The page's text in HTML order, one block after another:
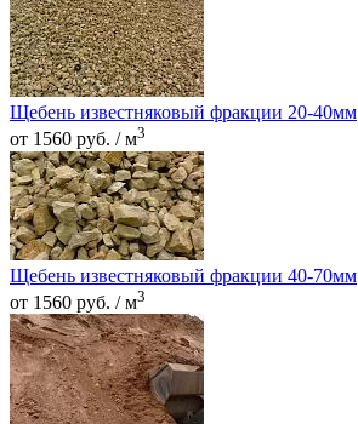
Щебень известняковый фракции 20-40мм
от 1560 руб. / м3
Щебень известняковый фракции 40-70мм
от 1560 руб. / м3